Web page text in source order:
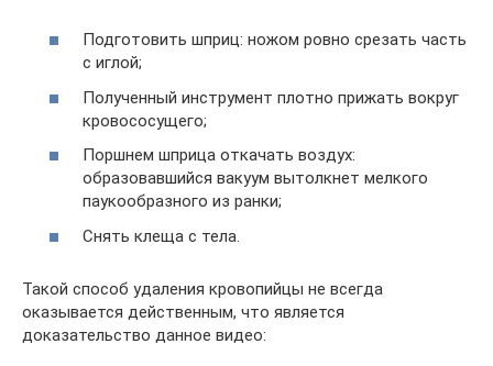
Подготовить шприц: ножом ровно срезать часть
с иглой;
Полученный инструмент плотно прижать вокруг
кровососущего;
Поршнем шприца откачать воздух:
образовавшийся вакуум вытолкнет мелкого
паукообразного из ранки;
Снять клеща с тела.
Такой способ удаления кровопийцы не всегда
оказывается действенным, что является
доказательство данное видео: